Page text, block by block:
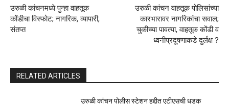
उरुळी कांचनमध्ये पुन्हा वाहतूक
कोंडीचा विस्फोट; नागरिक, व्यापारी,
संतप्त
उरुळी कांचन वाहतूक पोलिसांच्या
कारभारावर नागरिकांचा सवाल;
चुकीच्या पावत्या, वाहतूक कोंडी व
ध्वनीप्रदूषणाकडे दुर्लक्ष ?
RELATED ARTICLES
उरुळी कांचन पोलीस स्टेशन हद्दीत एटीएसची धडक